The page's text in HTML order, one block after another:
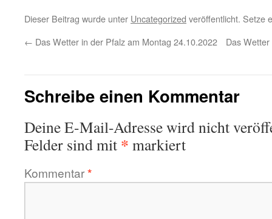
Dieser Beitrag wurde unter Uncategorized veröffentlicht. Setze
← Das Wetter in der Pfalz am Montag 24.10.2022 Das
Schreibe einen Kommentar
Deine E-Mail-Adresse wird nicht
Felder sind mit * markiert
Kommentar*